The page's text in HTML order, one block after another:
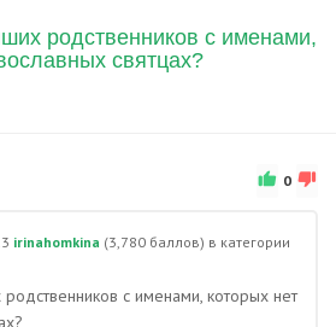
родственников с именами,
святцах?
0
irinahomkina (3,780 баллов) в категории
с именами, которых нет